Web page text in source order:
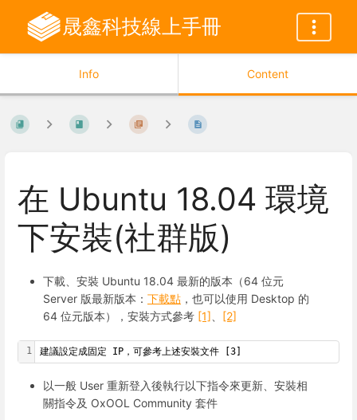
晟鑫科技線上手冊
Info Content
在 Ubuntu 18.04 環境
下安裝(社群版)
下載、安裝 Ubuntu 18.04 最新的版本（64 位元
Server 版最新版本： 下載點 ，也可以使用 Desktop 的
64 位元版本），安裝方式參考 [1] [2]
1 建議設定成固定 IP，可參考上述安裝文件 [3]
以一般 User 重新登入後執行以下指令來更新、安裝相
關指令及 OxOOL Community 套件